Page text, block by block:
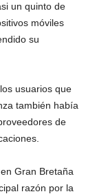
un quinto de
móviles
su
usuarios que
también había
de
Gran Bretaña
razón por la